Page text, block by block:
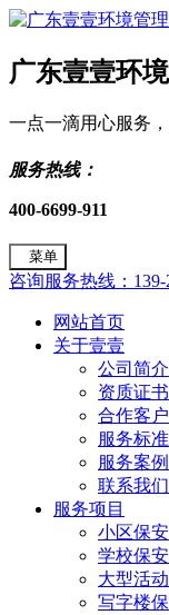
广东壹壹环
一点一滴用心服务
服务热线：
400-6699-911
菜单
咨询服务热线：139-
网站首页
关于壹壹
公司简介
资质证书
合作客户
服务标准
服务案例
联系我们
服务项目
小区保安
学校保安
大型活
写字楼